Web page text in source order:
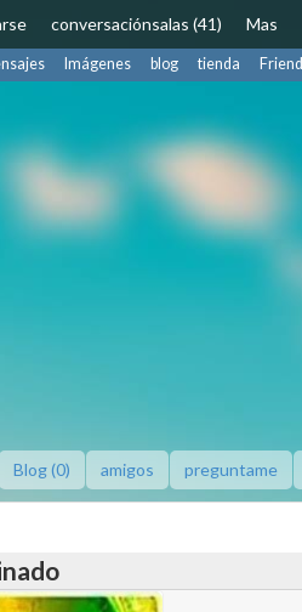
conversaciónsalas (41) Mas
Imágenes blog tienda
Blog (0) amigos preguntame